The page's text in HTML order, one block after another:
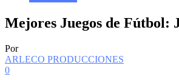
Mejores Juegos de Fútbol:
Por
ARLECO PRODUCCIONES
0